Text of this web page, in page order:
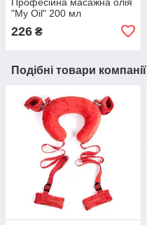
"My Oil" 200 мл
226 ₴
Подібні товари компанії